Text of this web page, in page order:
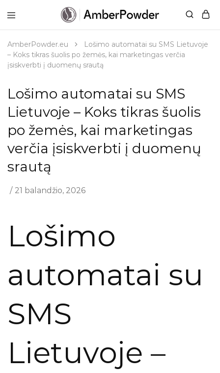
AmberPowder.eu
sprendimas
AmberPowder.eu
Lošimo automatai su SMS Lietuvoje
– Koks tikras šuolis po žemės, kai marketingas verčia
įsiskverbti į duomenų srautą
Lošimo automatai su SMS
Lietuvoje – Koks tikras šuolis
po žemės, kai marketingas
verčia įsiskverbti į duomenų
srautą
21 balandžio, 2026
Lošimo
automatai su
SMS
Lietuvoje –